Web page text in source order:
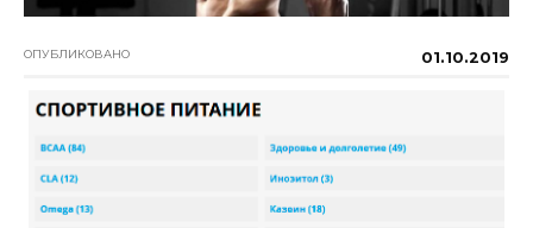
ОПУБЛИКОВАНО 01.10.2019